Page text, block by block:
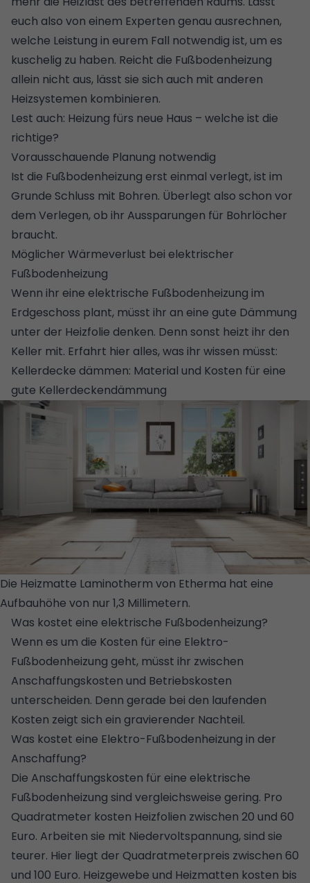
euch also von einem Experten genau ausrechnen,
welche Leistung in eurem Fall notwendig ist, um es
kuschelig zu haben. Reicht die Fußbodenheizung
allein nicht aus, lässt sie sich auch mit anderen
Heizsystemen kombinieren.
Lest auch: Heizung fürs neue Haus – welche ist die
richtige?
Vorausschauende Planung notwendig
Ist die Fußbodenheizung erst einmal verlegt, ist im
Grunde Schluss mit Bohren. Überlegt also schon vor
dem Verlegen, ob ihr Aussparungen für Bohrlöcher
braucht.
Möglicher Wärmeverlust bei elektrischer
Fußbodenheizung
Wenn ihr eine elektrische Fußbodenheizung im
Erdgeschoss plant, müsst ihr an eine gute Dämmung
unter der Heizfolie denken. Denn sonst heizt ihr den
Keller mit. Erfahrt hier alles, was ihr wissen müsst:
Kellerdecke dämmen: Material und Kosten für eine
gute Kellerdeckendämmung
Die Heizmatte Laminotherm von Etherma hat eine
Aufbauhöhe von nur 1,3 Millimetern.
Was kostet eine elektrische Fußbodenheizung?
Wenn es um die Kosten für eine Elektro-
Fußbodenheizung geht, müsst ihr zwischen
Anschaffungskosten und Betriebskosten
unterscheiden. Denn gerade bei den laufenden
Kosten zeigt sich ein gravierender Nachteil.
Was kostet eine Elektro-Fußbodenheizung in der
Anschaffung?
Die Anschaffungskosten für eine elektrische
Fußbodenheizung sind vergleichsweise gering. Pro
Quadratmeter kosten Heizfolien zwischen 20 und 60
Euro. Arbeiten sie mit Niedervoltspannung, sind sie
teurer. Hier liegt der Quadratmeterpreis zwischen 60
und 100 Euro. Heizgewebe und Heizmatten kosten bis